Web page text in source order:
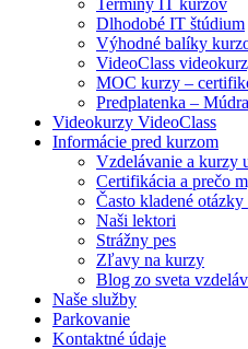
Termíny IT kurzov
Dlhodobé IT štúdium
Výhodné balíky
VideoClass
MOC kurzy –
Predplatenka –
Videokurzy VideoClass
Informácie pred kurzom
Vzdelávanie a kurzy
Certifikácia a prečo
Často kladené
Naši lektori
Strážny pes
Zľavy na kurzy
Blog zo sveta
Naše služby
Parkovanie
Kontaktné údaje